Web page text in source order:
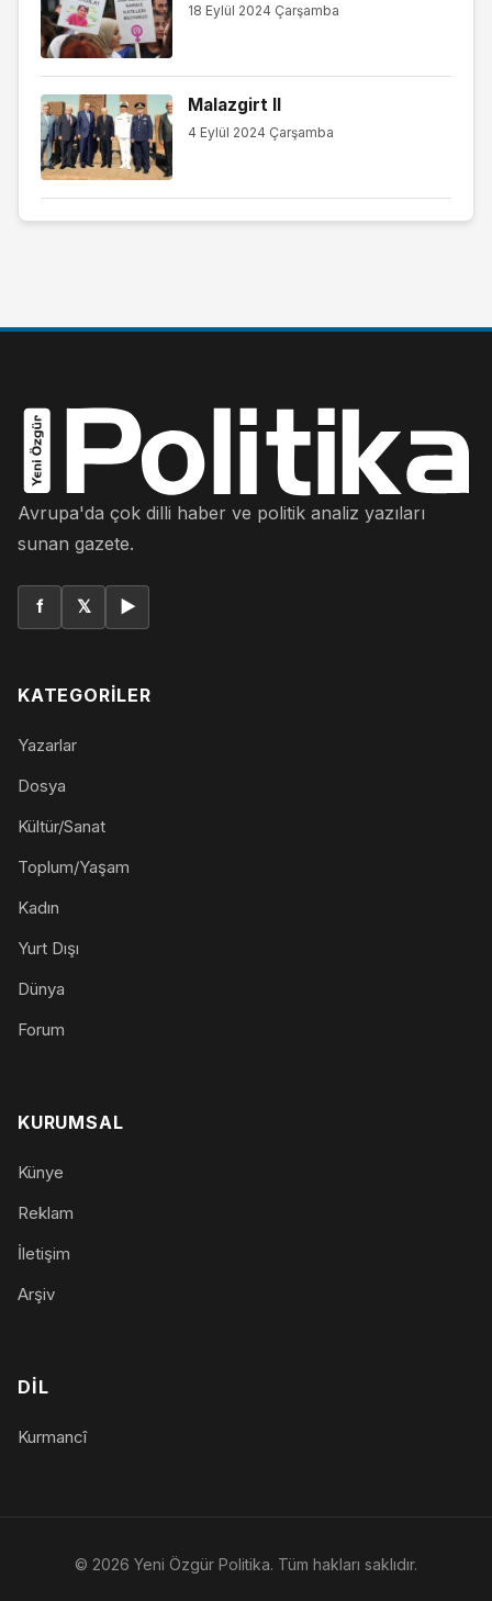
18 Eylül 2024 Çarşamba
Malazgirt II
4 Eylül 2024 Çarşamba
Avrupa'da çok dilli haber ve politik analiz yazıları
sunan gazete.
f 𝕏 ▶
KATEGORILER
Yazarlar
Dosya
Kültür/Sanat
Toplum/Yaşam
Kadın
Yurt Dışı
Dünya
Forum
KURUMSAL
Künye
Reklam
İletişim
Arşiv
DIL
Kurmancî
© 2026 Yeni Özgür Politika. Tüm hakları saklıdır.